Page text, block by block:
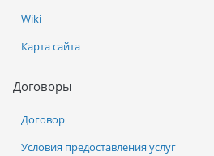
Wiki
Карта сайта
Договоры
Договор
Условия предоставления услуг